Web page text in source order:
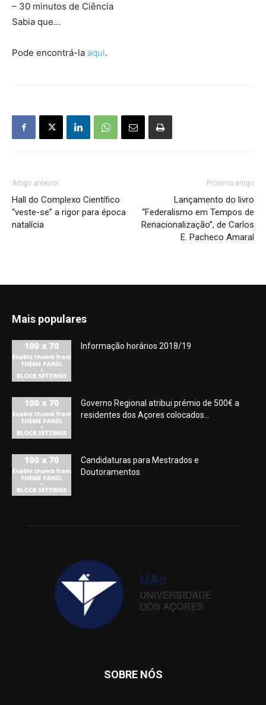
– 30 minutos de Ciência
Sabia que…
Pode encontrá-la aqui.
Artigo anterior
Hall do Complexo Científico
“veste-se” a rigor para época
natalícia
Próximo artigo
Lançamento do livro
“Federalismo em Tempos de
Renacionalização”, de Carlos
E. Pacheco Amaral
Mais populares
Informação horários 2018/19
Governo Regional atribui prémio de 500€ a
residentes dos Açores colocados...
Candidaturas para Mestrados e
Doutoramentos
SOBRE NÓS